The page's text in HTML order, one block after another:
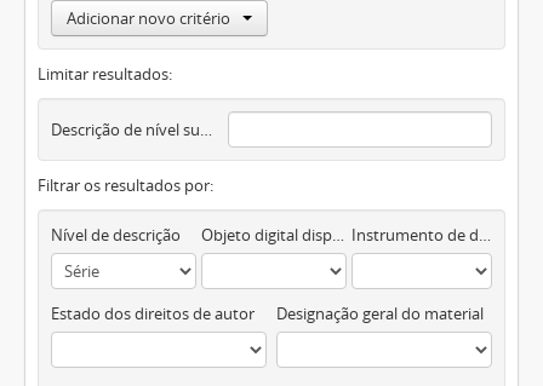
Adicionar novo critério
Limitar resultados:
Descrição de nível superior
Filtrar os resultados por:
Nível de descrição Objeto digital disponível Instrumento de descrição documental
Estado dos direitos de autor Designação geral do material